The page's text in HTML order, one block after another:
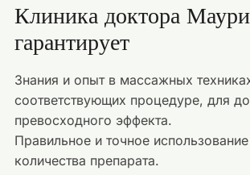
Клиника доктора
гарантирует
Знания и опыт в массажных
соответствующих процедуре, для
превосходного эффекта.
Правильное и точное
количества препарата.